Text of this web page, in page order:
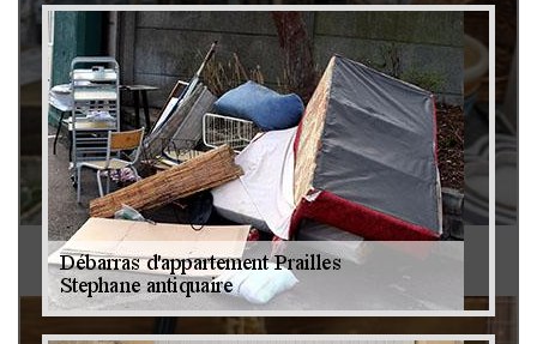
Brocanteur 79